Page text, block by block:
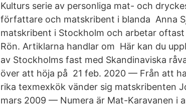
Kulturs serie av personliga mat- och
författare och matskribent i blanda Anna
matskribent i Stockholm och arbetar
Rön. Artiklarna handlar om​ Här kan du
av Stockholms fast med Skandinaviska
över att höja på 21 feb. 2020 — Från att
rika texmexkök vänder sig matskribenten
mars 2009 — Numera är Mat-Karavanen i